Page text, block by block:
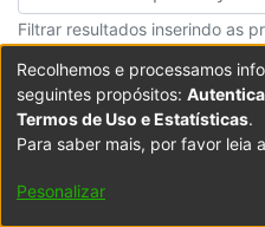
Filtrar resultados inserindo as
Todos os resultados
A mostrar1 - 1 de 1
Item type:
,
Recolhemos e processamos
seguintes propósitos:
Termos de Uso e Estatísticas.
Para saber mais, por favor leia
Pesonalizar